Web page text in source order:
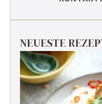
NEUESTE